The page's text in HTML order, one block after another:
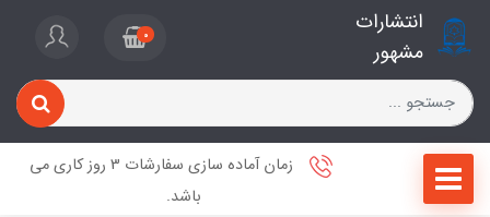
انتشارات
مشهور
0
زمان آماده سازی سفارشات 3 روز کاری می
باشد.